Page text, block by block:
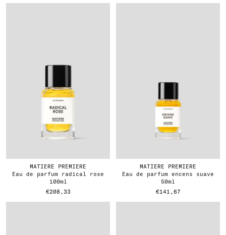
MATIERE PREMIERE
eau de parfum radical rose
100ml
€208,33
MATIERE PREMIERE
eau de parfum encens suave
50ml
€141,67